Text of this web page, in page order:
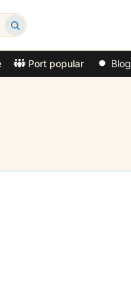
Port popular Blog